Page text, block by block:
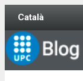
Skip
content
Català